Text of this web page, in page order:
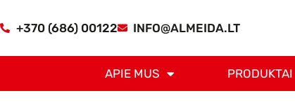
+370 (686) 00122 INFO@ALMEIDA.LT
APIE MUS PRODUKTAI